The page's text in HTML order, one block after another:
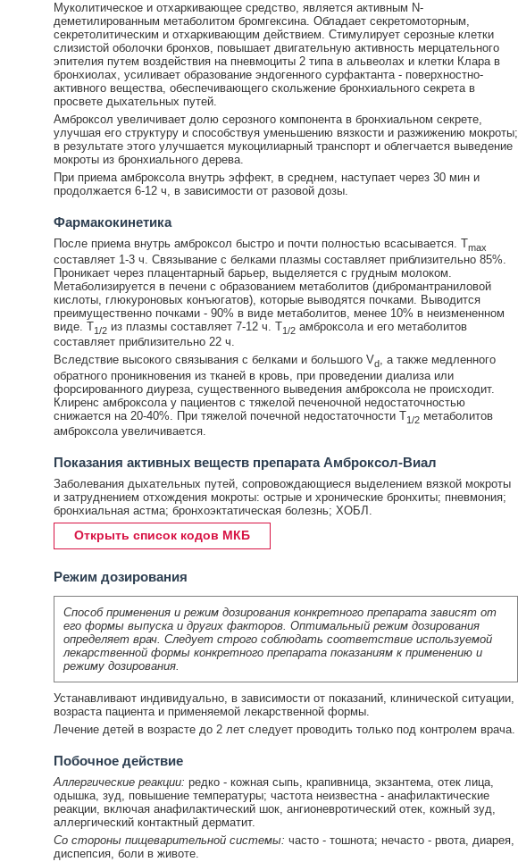
Муколитическое и отхаркивающее средство, является активным N-
деметилированным метаболитом бромгексина. Обладает секретомоторным,
секретолитическим и отхаркивающим действием. Стимулирует серозные клетки
слизистой оболочки бронхов, повышает двигательную активность мерцательного
эпителия путем воздействия на пневмоциты 2 типа в альвеолах и клетки Клара в
бронхиолах, усиливает образование эндогенного сурфактанта - поверхностно-
активного вещества, обеспечивающего скольжение бронхиального секрета в
просвете дыхательных путей.
Амброксол увеличивает долю серозного компонента в бронхиальном секрете,
улучшая его структуру и способствуя уменьшению вязкости и разжижению мокроты;
в результате этого улучшается мукоцилиарный транспорт и облегчается выведение
мокроты из бронхиального дерева.
При приема амброксола внутрь эффект, в среднем, наступает через 30 мин и
продолжается 6-12 ч, в зависимости от разовой дозы.
Фармакокинетика
После приема внутрь амброксол быстро и почти полностью всасывается. Тmax
составляет 1-3 ч. Связывание с белками плазмы составляет приблизительно 85%.
Проникает через плацентарный барьер, выделяется с грудным молоком.
Метаболизируется в печени с образованием метаболитов (дибромантраниловой
кислоты, глюкуроновых конъюгатов), которые выводятся почками. Выводится
преимущественно почками - 90% в виде метаболитов, менее 10% в неизмененном
виде. T1/2из плазмы составляет 7-12 ч. T1/2амброксола и его метаболитов
составляет приблизительно 22 ч.
Вследствие высокого связывания с белками и большого Vd, а также медленного
обратного проникновения из тканей в кровь, при проведении диализа или
форсированного диуреза, существенного выведения амброксола не происходит.
Клиренс амброксола у пациентов с тяжелой печеночной недостаточностью
снижается на 20-40%. При тяжелой почечной недостаточности T1/2метаболитов
амброксола увеличивается.
Показания активных веществ препарата Амброксол-Виал
Заболевания дыхательных путей, сопровождающиеся выделением вязкой мокроты
и затруднением отхождения мокроты: острые и хронические бронхиты; пневмония;
бронхиальная астма; бронхоэктатическая болезнь; ХОБЛ.
Открыть список кодов МКБ
Режим дозирования
Способ применения и режим дозирования конкретного препарата зависят от
его формы выпуска и других факторов. Оптимальный режим дозирования
определяет врач. Следует строго соблюдать соответствие используемой
лекарственной формы конкретного препарата показаниям к применению и
режиму дозирования.
Устанавливают индивидуально, в зависимости от показаний, клинической ситуации,
возраста пациента и применяемой лекарственной формы.
Лечение детей в возрасте до 2 лет следует проводить только под контролем врача.
Побочное действие
Аллергические реакции: редко - кожная сыпь, крапивница, экзантема, отек лица,
одышка, зуд, повышение температуры; частота неизвестна - анафилактические
реакции, включая анафилактический шок, ангионевротический отек, кожный зуд,
аллергический контактный дерматит.
Со стороны пищеварительной системы: часто - тошнота; нечасто - рвота, диарея,
диспепсия, боли в животе.